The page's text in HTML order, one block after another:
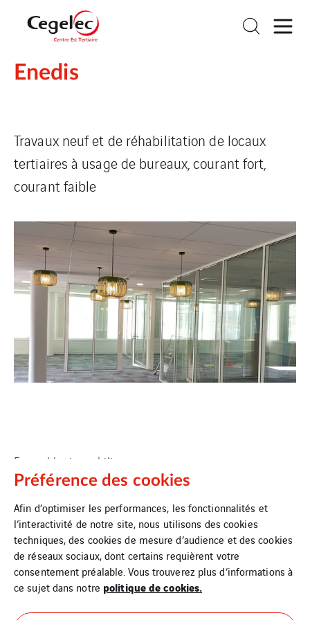
Enedis
Travaux neuf et de réhabilitation de locaux
tertiaires à usage de bureaux, courant fort,
courant faible
Ensembles immobiliers
Préférence des cookies
Afin d’optimiser les performances, les fonctionnalités et
l’interactivité de notre site, nous utilisons des cookies
techniques, des cookies de mesure d’audience et des cookies
de réseaux sociaux, dont certains requièrent votre
consentement préalable. Vous trouverez plus d’informations à
ce sujet dans notre politique de cookies.